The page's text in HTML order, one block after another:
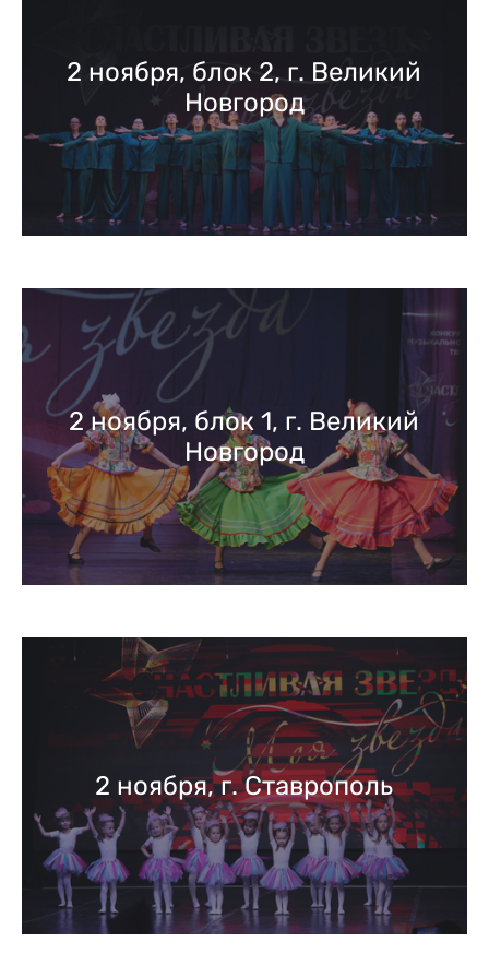
2 ноября, блок 2, г. Великий
Новгород
2 ноября, блок 1, г. Великий
Новгород
2 ноября, г. Ставрополь